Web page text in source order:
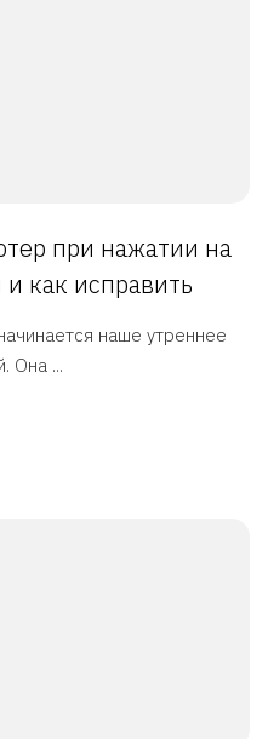
при нажатии на
как исправить
наше утреннее
Она ...